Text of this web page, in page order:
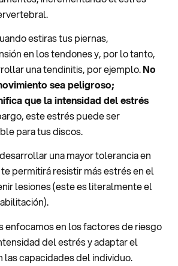
estiras tus piernas,
en los tendones y, por lo tanto,
una tendinitis, por ejemplo.No
sea peligroso;
que la intensidad del estrés
este estrés puede ser
para tus discos.
una mayor tolerancia en
permitirá resistir más estrés en el
lesiones (este es literalmente el
enfocamos en los factores de riesgo
del estrés y adaptar el
las capacidades del individuo.